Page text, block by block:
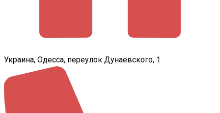
Украина, Одесса, переулок Дунаевского, 1